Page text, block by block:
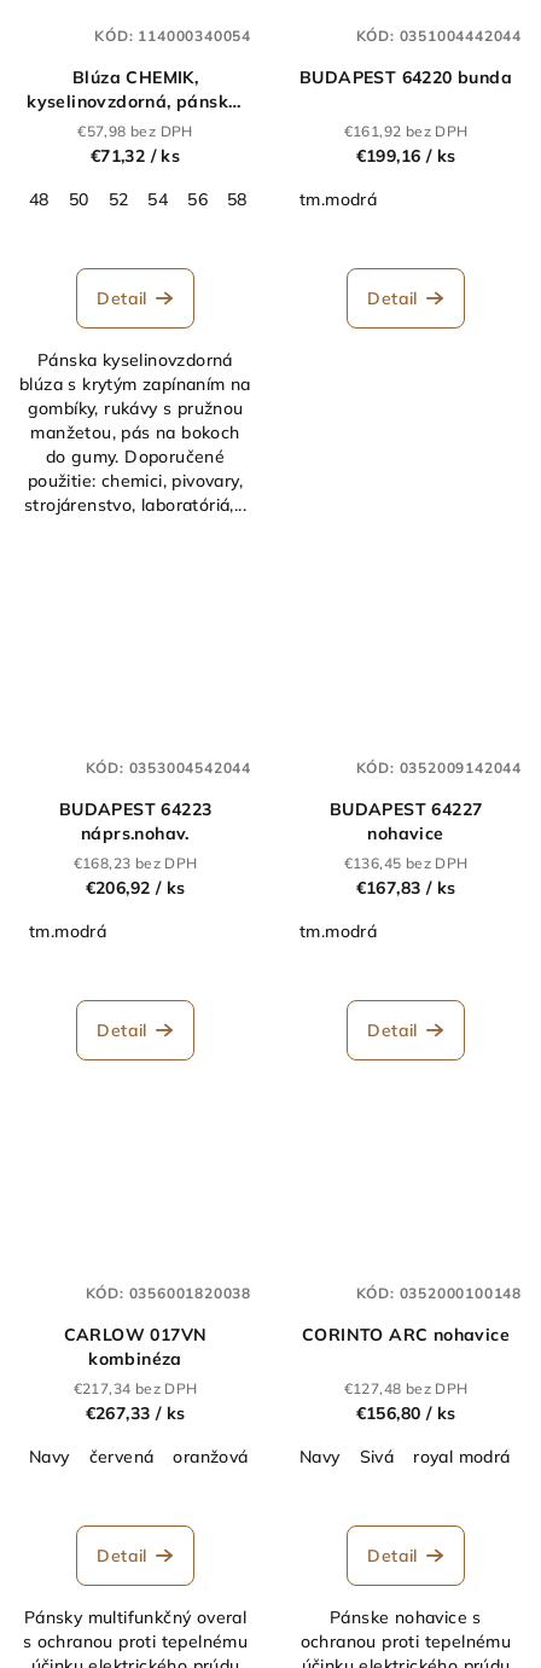
Blúza CHEMIK,
kyselinovzdorná, pánska,
modrá
€57,98 bez DPH
€71,32 / ks
48
50 52 54 56 58 62 64
Detail
Pánska kyselinovzdorná
blúza s krytým zapínaním na
gombíky, rukávy s pružnou
manžetou, pás na bokoch
do gumy. Doporučené
použitie: chemici, pivovary,
strojárenstvo, laboratóriá,...
KÓD: 114000340054
BUDAPEST 64220 bunda
€161,92 bez DPH
€199,16 / ks
tm.modrá
Detail
KÓD: 0351004442044
BUDAPEST 64223
náprs.nohav.
€168,23 bez DPH
€206,92 / ks
tm.modrá
Detail
KÓD: 0353004542044
BUDAPEST 64227
nohavice
€136,45 bez DPH
€167,83 / ks
tm.modrá
Detail
KÓD: 0352009142044
CARLOW 017VN
kombinéza
€217,34 bez DPH
€267,33 / ks
Navy
červená oranžová royal modrá
Detail
Pánsky multifunkčný overal
s ochranou proti tepelnému
KÓD: 0356001820038
CORINTO ARC nohavice
€127,48 bez DPH
€156,80 / ks
Navy
Sivá royal modrá
Detail
Pánske nohavice s
ochranou proti tepelnému
KÓD: 0352000100148